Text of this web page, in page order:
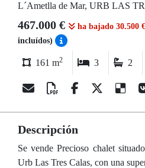
L´Ametlla de Mar, URB LAS
467.000 € ha bajado 30.500 €
incluídos)
161 m2 3 2
Descripción
Se vende Precioso chalet
Urb Las Tres Calas, con una